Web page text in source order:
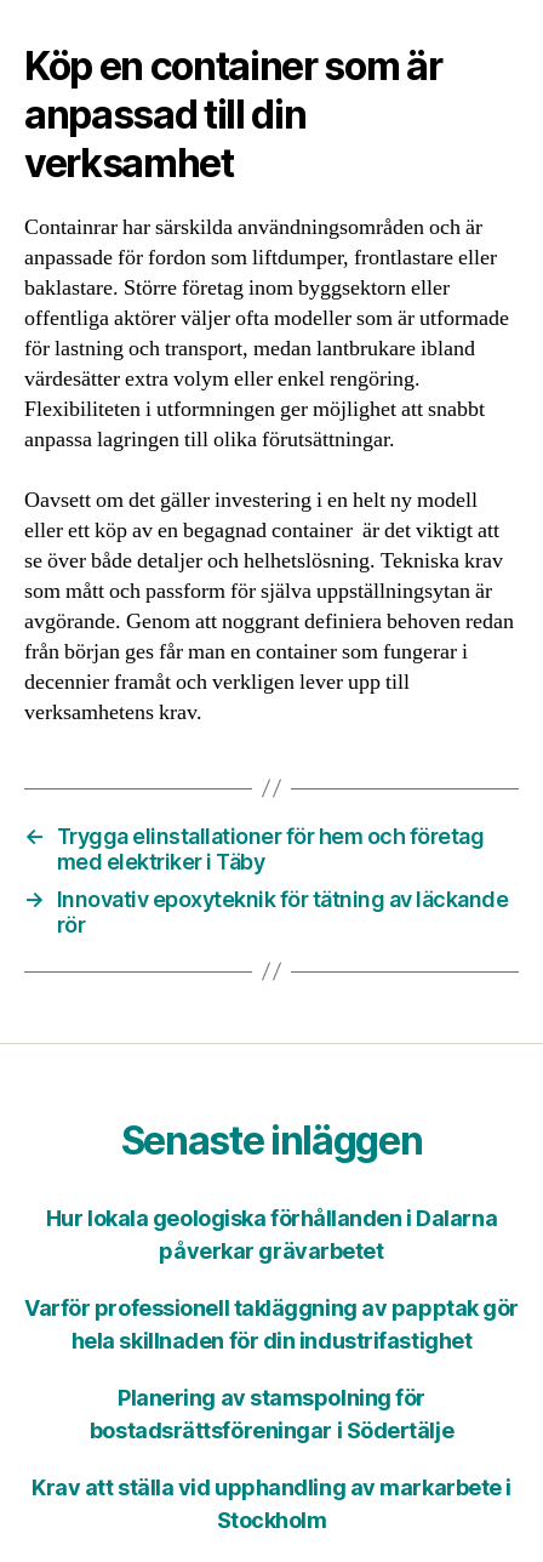
Köp en container som är
anpassad till din
verksamhet
Containrar har särskilda användningsområden och är
anpassade för fordon som liftdumper, frontlastare eller
baklastare. Större företag inom byggsektorn eller
offentliga aktörer väljer ofta modeller som är utformade
för lastning och transport, medan lantbrukare ibland
värdesätter extra volym eller enkel rengöring.
Flexibiliteten i utformningen ger möjlighet att snabbt
anpassa lagringen till olika förutsättningar.
Oavsett om det gäller investering i en helt ny modell
eller ett köp av en begagnad container är det viktigt att
se över både detaljer och helhetslösning. Tekniska krav
som mått och passform för själva uppställningsytan är
avgörande. Genom att noggrant definiera behoven redan
från början ges får man en container som fungerar i
decennier framåt och verkligen lever upp till
verksamhetens krav.
←
Trygga elinstallationer för hem och företag
med elektriker i Täby
→
Innovativ epoxyteknik för tätning av läckande
rör
Senaste inläggen
Hur lokala geologiska förhållanden i Dalarna
påverkar grävarbetet
Varför professionell takläggning av papptak gör
hela skillnaden för din industrifastighet
Planering av stamspolning för
bostadsrättsföreningar i Södertälje
Krav att ställa vid upphandling av markarbete i
Stockholm